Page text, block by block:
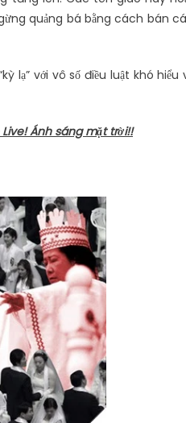
quảng bá bằng cách bán
lạ” với vô số điều luật khó hiểu
Ánh sáng mặt trời!!